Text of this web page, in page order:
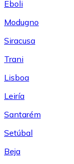
Eboli
Modugno
Siracusa
Trani
Lisboa
Leiría
Santarém
Setúbal
Beja